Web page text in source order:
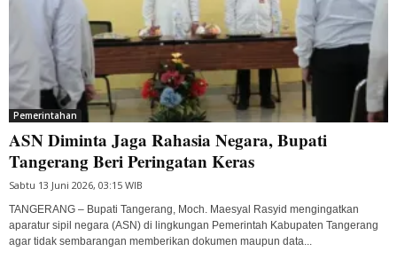
Pemerintahan
ASN Diminta Jaga Rahasia Negara, Bupati
Tangerang Beri Peringatan Keras
Sabtu 13 Juni 2026, 03:15 WIB
TANGERANG – Bupati Tangerang, Moch. Maesyal Rasyid mengingatkan
aparatur sipil negara (ASN) di lingkungan Pemerintah Kabupaten Tangerang
agar tidak sembarangan memberikan dokumen maupun data...